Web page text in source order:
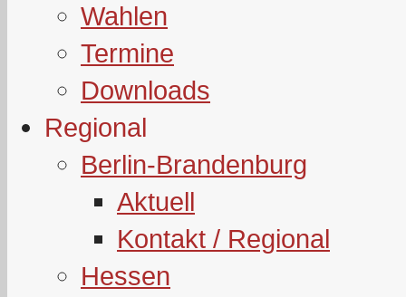
Wahlen
Termine
Downloads
Regional
Berlin-Brandenburg
Aktuell
Kontakt / Regional
Hessen